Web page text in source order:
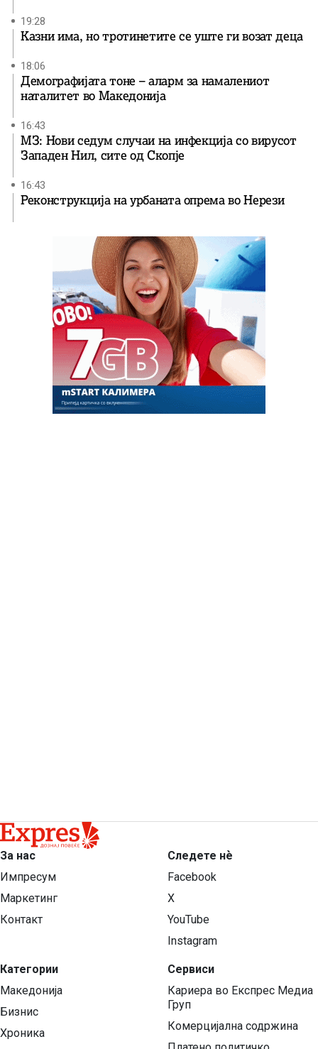
19:28
Казни има, но тротинетите се уште ги возат деца
18:06
Демографијата тоне – аларм за намалениот
наталитет во Македонија
16:43
МЗ: Нови седум случаи на инфекција со вирусот
Западен Нил, сите од Скопје
16:43
Реконструкција на урбаната опрема во Нерези
За нас
Импресум
Маркетинг
Контакт
Категории
Македонија
Бизнис
Хроника
Следете нѐ
Facebook
X
YouTube
Instagram
Сервиси
Кариера во Експрес Медиа
Груп
Комерцијална содржина